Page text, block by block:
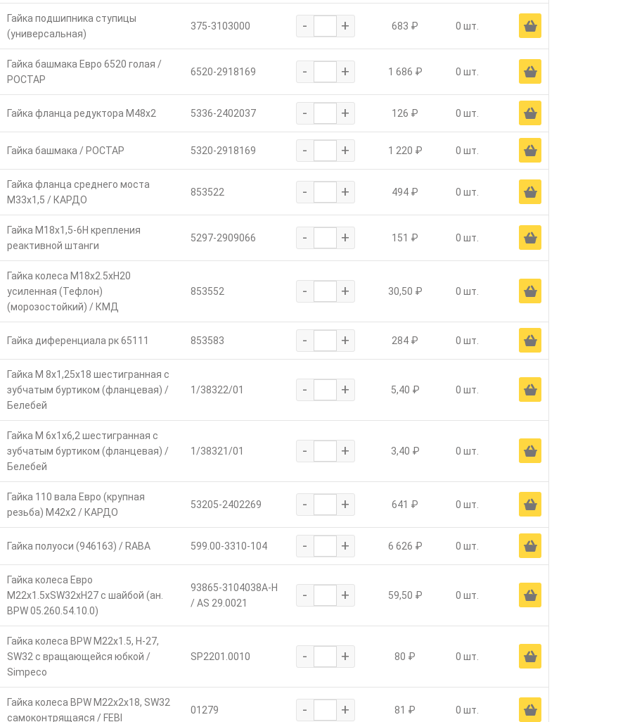
Гайка подшипника ступицы
(универсальная)
375-3103000 - + 683 ₽ 0 шт. Ä
Гайка башмака Евро 6520 голая /
РОСТАР
6520-2918169 - + 1 686 ₽ 0 шт. Ä
Гайка фланца редуктора М48х2 5336-2402037 - + 126 ₽ 0 шт. Ä
Гайка башмака / РОСТАР 5320-2918169 - + 1 220 ₽ 0 шт. Ä
Гайка фланца среднего моста
М33х1,5 / КАРДО
853522 - + 494 ₽ 0 шт. Ä
Гайка М18х1,5-6Н крепления
реактивной штанги
5297-2909066 - + 151 ₽ 0 шт. Ä
Гайка колеса М18х2.5хH20
усиленная (Тефлон)
(морозостойкий) / КМД
853552 - + 30,50 ₽ 0 шт. Ä
Гайка диференциала рк 65111 853583 - + 284 ₽ 0 шт. Ä
Гайка М 8х1,25х18 шестигранная с
зубчатым буртиком (фланцевая) /
Белебей
1/38322/01 - + 5,40 ₽ 0 шт. Ä
Гайка М 6х1х6,2 шестигранная с
зубчатым буртиком (фланцевая) /
Белебей
1/38321/01 - + 3,40 ₽ 0 шт. Ä
Гайка 110 вала Евро (крупная
резьба) М42х2 / КАРДО
53205-2402269 - + 641 ₽ 0 шт. Ä
Гайка полуоси (946163) / RABA 599.00-3310-104 - + 6 626 ₽ 0 шт. Ä
Гайка колеса Евро
М22х1.5хSW32хH27 с шайбой (ан.
BPW 05.260.54.10.0)
93865-3104038A-H
/ AS 29.0021
- + 59,50 ₽ 0 шт. Ä
Гайка колеса BPW М22х1.5, H-27,
SW32 с вращающейся юбкой /
Simpeco
SP2201.0010 - + 80 ₽ 0 шт. Ä
Гайка колеса BPW М22х2х18, SW32
самоконтрящаяся / FEBI
01279 - + 81 ₽ 0 шт. Ä